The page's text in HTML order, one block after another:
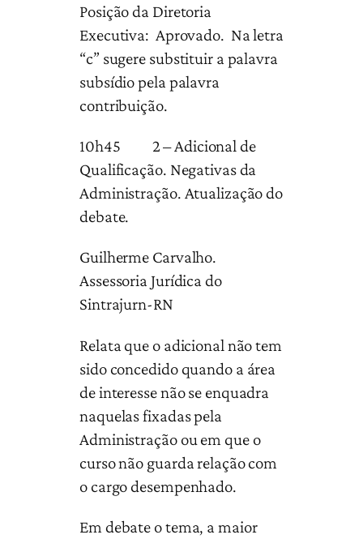
Posição da Diretoria
Executiva: Aprovado. Na letra
“c” sugere substituir a palavra
subsídio pela palavra
contribuição.
10h45 2 – Adicional de
Qualificação. Negativas da
Administração. Atualização do
debate.
Guilherme Carvalho.
Assessoria Jurídica do
Sintrajurn-RN
Relata que o adicional não tem
sido concedido quando a área
de interesse não se enquadra
naquelas fixadas pela
Administração ou em que o
curso não guarda relação com
o cargo desempenhado.
Em debate o tema, a maior